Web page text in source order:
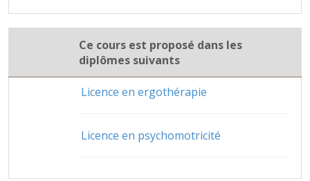
Ce cours est proposé dans les
diplômes suivants
Licence en ergothérapie
Licence en psychomotricité